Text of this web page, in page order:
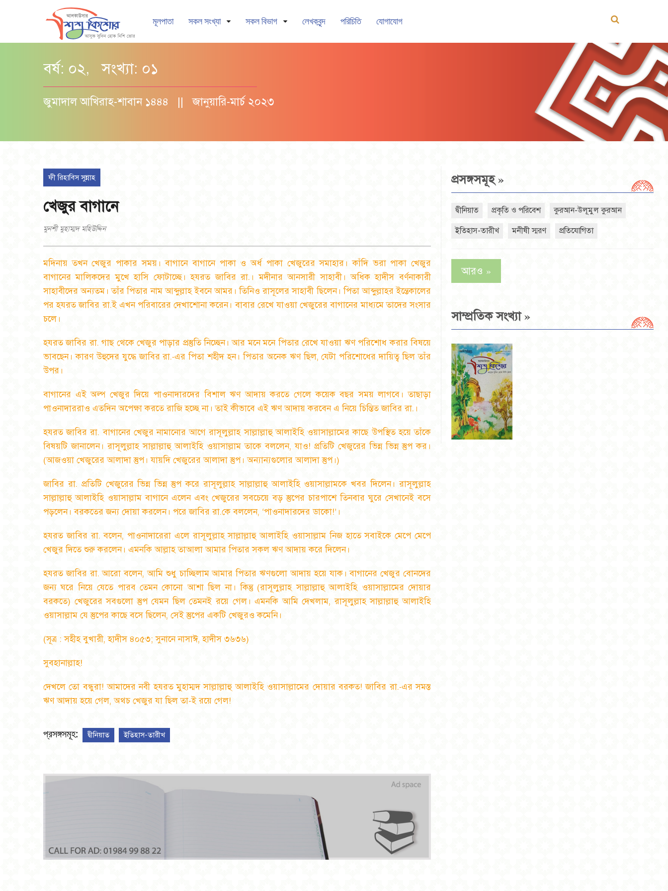
মূলপাতা সকল সংখ্যা সকল বিভাগ লেখকবৃন্দ পরিচিতি যোগাযোগ
বর্ষ: ০২, সংখ্যা: ০১
জুমাদাল আখিরাহ-শাবান ১৪৪৪ || জানুয়ারি-মার্চ ২০২৩
ফী রিহাবিস সুন্নাহ
খেজুর বাগানে
মুনশী মুহাম্মদ মহিউদ্দিন
মদিনায় তখন খেজুর পাকার সময়। বাগানে বাগানে পাকা ও অর্ধ পাকা খেজুরের সমাহার। কাঁদি ভরা পাকা খেজুর
বাগানের মালিকদের মুখে হাসি ফোটাচ্ছে। হযরত জাবির রা.। মদীনার আনসারী সাহাবী। অধিক হাদীস বর্ণনাকারী
সাহাবীদের অন্যতম। তাঁর পিতার নাম আব্দুল্লাহ ইবনে আমর। তিনিও রাসূলের সাহাবী ছিলেন। পিতা আব্দুল্লাহর ইন্তেকালের
পর হযরত জাবির রা.ই এখন পরিবারের দেখাশোনা করেন। বাবার রেখে যাওয়া খেজুরের বাগানের মাধ্যমে তাদের সংসার
চলে।
হযরত জাবির রা. গাছ থেকে খেজুর পাড়ার প্রস্তুতি নিচ্ছেন। আর মনে মনে পিতার রেখে যাওয়া ঋণ পরিশোধ করার বিষয়ে
ভাবছেন। কারণ উহুদের যুদ্ধে জাবির রা.-এর পিতা শহীদ হন। পিতার অনেক ঋণ ছিল,যেটা পরিশোধের দায়িত্ব ছিল তাঁর
উপর।
বাগানের এই অল্প খেজুর দিয়ে পাওনাদারদের বিশাল ঋণ আদায় করতে গেলে কয়েক বছর সময় লাগবে। তাছাড়া
পাওনাদাররাও এতদিন অপেক্ষা করতে রাজি হচ্ছে না। তাই কীভাবে এই ঋণ আদায় করবেন এ নিয়ে চিন্তিত জাবির রা.।
হযরত জাবির রা. বাগানের খেজুর নামানোর আগে রাসূলুল্লাহ সাল্লাল্লাহু আলাইহি ওয়াসাল্লামের কাছে উপস্থিত হয়ে তাঁকে
বিষয়টি জানালেন। রাসূলুল্লাহ সাল্লাল্লাহু আলাইহি ওয়াসাল্লাম তাকে বললেন,যাও! প্রতিটি খেজুরের ভিন্ন ভিন্ন স্তুপ কর।
(আজওয়া খেজুরের আলাদা স্তুপ। যায়দি খেজুরের আলাদা স্তুপ। অন্যান্যগুলোর আলাদা স্তুপ।)
জাবির রা. প্রতিটি খেজুরের ভিন্ন ভিন্ন স্তুপ করে রাসূলুল্লাহ সাল্লাল্লাহু আলাইহি ওয়াসাল্লামকে খবর দিলেন। রাসূলুল্লাহ
সাল্লাল্লাহু আলাইহি ওয়াসাল্লাম বাগানে এলেন এবং খেজুরের সবচেয়ে বড় স্তুপের চারপাশে তিনবার ঘুরে সেখানেই বসে
পড়লেন। বরকতের জন্য দোয়া করলেন। পরে জাবির রা.কে বললেন, ‘পাওনাদারদের ডাকো!’ ।
হযরত জাবির রা. বলেন,পাওনাদারেরা এলে রাসূলুল্লাহ সাল্লাল্লাহু আলাইহি ওয়াসাল্লাম নিজ হাতে সবাইকে মেপে মেপে
খেজুর দিতে শুরু করলেন। এমনকি আল্লাহ তাআলা আমার পিতার সকল ঋণ আদায় করে দিলেন।
হযরত জাবির রা. আরো বলেন,আমি শুধু চাচ্ছিলাম আমার পিতার ঋণগুলো আদায় হয়ে যাক। বাগানের খেজুর বোনদের
জন্য ঘরে নিয়ে যেতে পারব তেমন কোনো আশা ছিল না। কিন্তু (রাসূলুল্লাহ সাল্লাল্লাহু আলাইহি ওয়াসাল্লামের দোয়ার
বরকতে) খেজুরের সবগুলো স্তুপ যেমন ছিল তেমনই রয়ে গেল। এমনকি আমি দেখলাম,রাসূলুল্লাহ সাল্লাল্লাহু আলাইহি
ওয়াসাল্লাম যে স্তুপের কাছে বসে ছিলেন, সেই স্তুপের একটি খেজুরও কমেনি।
(সূত্র : সহীহ বুখারী,হাদীস ৪০৫৩;সুনানে নাসাঈ,হাদীস ৩৬৩৬)
সুবহানাল্লাহ!
দেখলে তো বন্ধুরা! আমাদের নবী হযরত মুহাম্মদ সাল্লাল্লাহু আলাইহি ওয়াসাল্লামের দোয়ার বরকত! জাবির রা.-এর সমস্ত
ঋণ আদায় হয়ে গেল,অথচ খেজুর যা ছিল তা-ই রয়ে গেল!
প্রসঙ্গসমূহ: দ্বীনিয়াত ইতিহাস-তারীখ
প্রসঙ্গসমূহ»
দ্বীনিয়াত প্রকৃতি ও পরিবেশ কুরআন-উলূমুল কুরআন
ইতিহাস-তারীখ মনীষী স্মরণ প্রতিযোগিতা
আরও »
সাম্প্রতিক সংখ্যা»